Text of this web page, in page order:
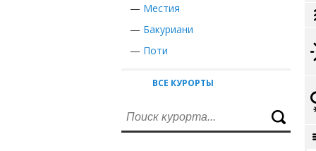
— Местия
— Бакуриани
— Поти
ВСЕ КУРОРТЫ